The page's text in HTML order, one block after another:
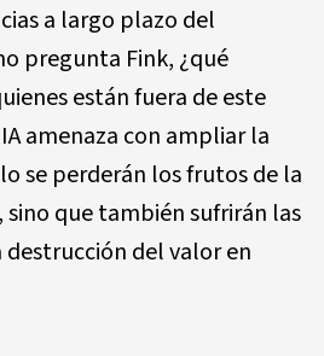
a largo plazo del
pregunta Fink, ¿qué
están fuera de este
amenaza con ampliar la
se perderán los frutos de la
sino que también sufrirán las
destrucción del valor en